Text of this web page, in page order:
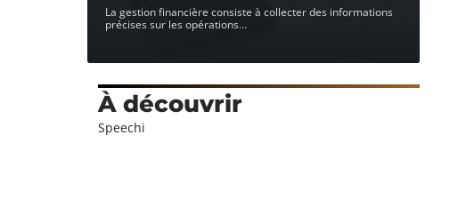
La gestion financière consiste à collecter des informations
précises sur les opérations…
À découvrir
Speechi